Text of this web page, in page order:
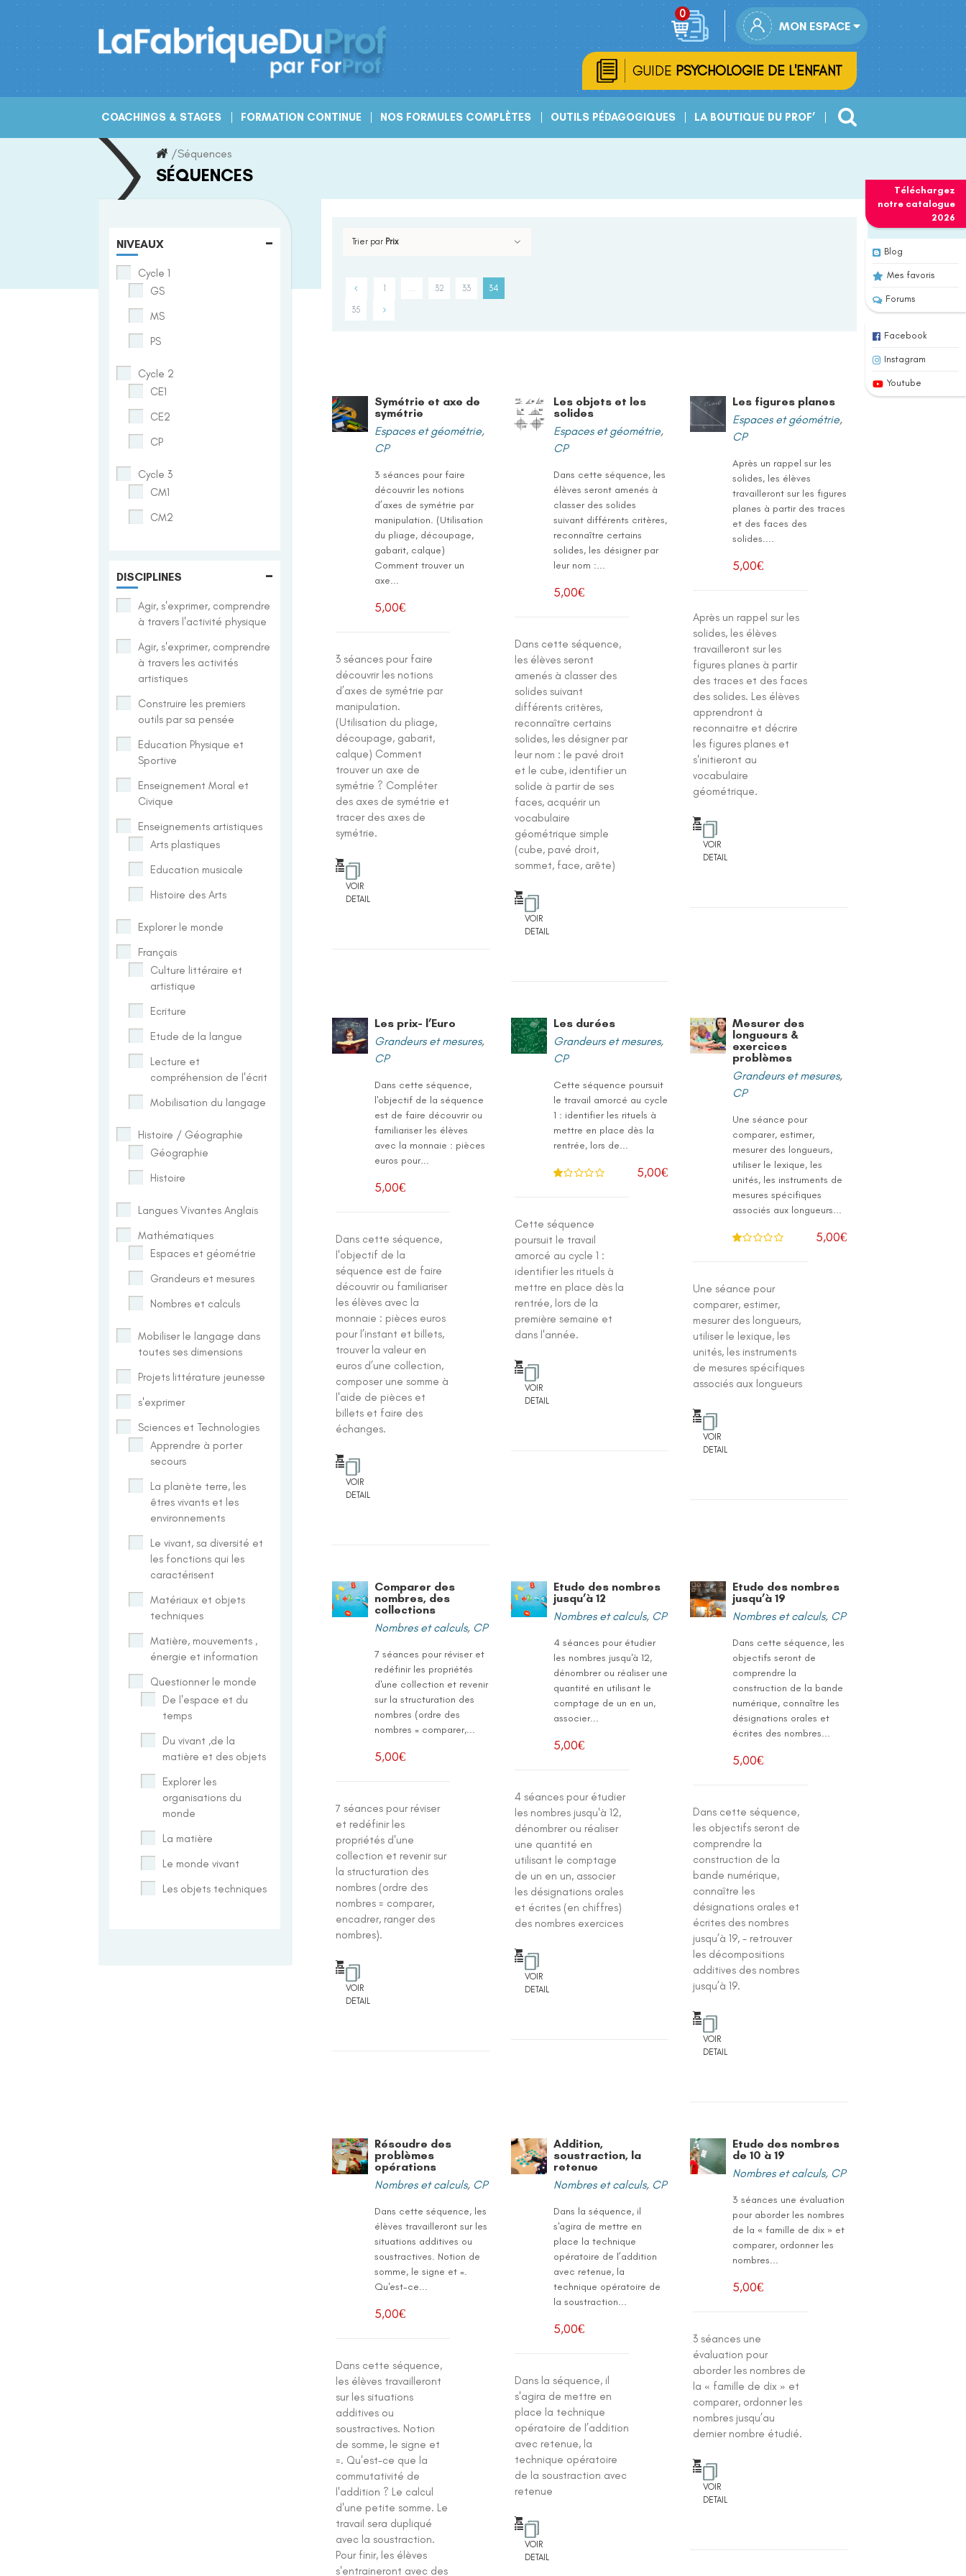
Téléchargez
notre catalogue
2026
Blog
Mes favoris
Forums
Facebook
Instagram
Youtube
Skip
to
MON ESPACE
GUIDE PSYCHOLOGIE DE L'ENFANT
COACHINGS & STAGES FORMATION CONTINUE NOS FORMULES COMPLÈTES OUTILS PÉDAGOGIQUES LA BOUTIQUE DU PROF’
/Séquences
SÉQUENCES
Trier par Prix
1 … 32 33 34
35
Symétrie et axe de
symétrie
Espaces et géométrie,
CP
3 séances pour faire
découvrir les notions
d’axes de symétrie par
manipulation. (Utilisation
du pliage, découpage,
gabarit, calque)
Comment trouver un
axe...
5,00€
3 séances pour faire
découvrir les notions
d’axes de symétrie par
manipulation.
(Utilisation du pliage,
découpage, gabarit,
calque) Comment
trouver un axe de
symétrie ? Compléter
des axes de symétrie et
tracer des axes de
symétrie.
VOIR
DETAIL
Les objets et les
solides
Espaces et géométrie,
CP
Dans cette séquence, les
élèves seront amenés à
classer des solides
suivant différents critères,
reconnaître certains
solides, les désigner par
leur nom :...
5,00€
Dans cette séquence,
les élèves seront
amenés à classer des
solides suivant
différents critères,
reconnaître certains
solides, les désigner par
leur nom : le pavé droit
et le cube, identifier un
solide à partir de ses
faces, acquérir un
vocabulaire
géométrique simple
(cube, pavé droit,
sommet, face, arête)
VOIR
DETAIL
Les figures planes
Espaces et géométrie,
CP
Après un rappel sur les
solides, les élèves
travailleront sur les figures
planes à partir des traces
et des faces des
solides....
5,00€
Après un rappel sur les
solides, les élèves
travailleront sur les
figures planes à partir
des traces et des faces
des solides. Les élèves
apprendront à
reconnaitre et décrire
les figures planes et
s'initieront au
vocabulaire
géométrique.
VOIR
DETAIL
Les prix- l’Euro
Grandeurs et mesures,
CP
Dans cette séquence,
l'objectif de la séquence
est de faire découvrir ou
familiariser les élèves
avec la monnaie : pièces
euros pour...
5,00€
Dans cette séquence,
l'objectif de la
séquence est de faire
découvrir ou familiariser
les élèves avec la
monnaie : pièces euros
pour l’instant et billets,
trouver la valeur en
euros d’une collection,
composer une somme à
l'aide de pièces et
billets et faire des
échanges.
VOIR
DETAIL
Les durées
Grandeurs et mesures,
CP
Cette séquence poursuit
le travail amorcé au cycle
1 : identifier les rituels à
mettre en place dès la
rentrée, lors de...
.0
0
su
5,00€
Cette séquence
poursuit le travail
amorcé au cycle 1 :
identifier les rituels à
mettre en place dès la
rentrée, lors de la
première semaine et
dans l'année.
VOIR
DETAIL
Mesurer des
longueurs &
exercices
problèmes
Grandeurs et mesures,
CP
Une séance pour
comparer, estimer,
mesurer des longueurs,
utiliser le lexique, les
unités, les instruments de
mesures spécifiques
associés aux longueurs...
0
su
r 5
5,00€
Une séance pour
comparer, estimer,
mesurer des longueurs,
utiliser le lexique, les
unités, les instruments
de mesures spécifiques
associés aux longueurs
VOIR
DETAIL
Comparer des
nombres, des
collections
Nombres et calculs, CP
7 séances pour réviser et
redéfinir les propriétés
d'une collection et revenir
sur la structuration des
nombres (ordre des
nombres = comparer,...
5,00€
7 séances pour réviser
et redéfinir les
propriétés d'une
collection et revenir sur
la structuration des
nombres (ordre des
nombres = comparer,
encadrer, ranger des
nombres).
VOIR
DETAIL
Etude des nombres
jusqu’à 12
Nombres et calculs, CP
4 séances pour étudier
les nombres jusqu'à 12,
dénombrer ou réaliser une
quantité en utilisant le
comptage de un en un,
associer...
5,00€
4 séances pour étudier
les nombres jusqu'à 12,
dénombrer ou réaliser
une quantité en
utilisant le comptage
de un en un, associer
les désignations orales
et écrites (en chiffres)
des nombres exercices
VOIR
DETAIL
Etude des nombres
jusqu’à 19
Nombres et calculs, CP
Dans cette séquence, les
objectifs seront de
comprendre la
construction de la bande
numérique, connaître les
désignations orales et
écrites des nombres...
5,00€
Dans cette séquence,
les objectifs seront de
comprendre la
construction de la
bande numérique,
connaître les
désignations orales et
écrites des nombres
jusqu’à 19, - retrouver
les décompositions
additives des nombres
jusqu’à 19.
VOIR
DETAIL
Résoudre des
problèmes
opérations
Nombres et calculs, CP
Dans cette séquence, les
élèves travailleront sur les
situations additives ou
soustractives. Notion de
somme, le signe et =.
Qu'est-ce...
5,00€
Dans cette séquence,
les élèves travailleront
sur les situations
additives ou
soustractives. Notion
de somme, le signe et
=. Qu'est-ce que la
commutativité de
l'addition ? Le calcul
d'une petite somme. Le
travail sera dupliqué
avec la soustraction.
Pour finir, les élèves
s'entraineront avec des
Addition,
soustraction, la
retenue
Nombres et calculs, CP
Dans la séquence, il
s'agira de mettre en
place la technique
opératoire de l’addition
avec retenue, la
technique opératoire de
la soustraction...
5,00€
Dans la séquence, il
s'agira de mettre en
place la technique
opératoire de l’addition
avec retenue, la
technique opératoire
de la soustraction avec
retenue
VOIR
DETAIL
Etude des nombres
de 10 à 19
Nombres et calculs, CP
3 séances une évaluation
pour aborder les nombres
de la « famille de dix » et
comparer, ordonner les
nombres...
5,00€
3 séances une
évaluation pour
aborder les nombres de
la « famille de dix » et
comparer, ordonner les
nombres jusqu’au
dernier nombre étudié.
VOIR
DETAIL
NIVEAUX -
Cycle 1
GS
MS
PS
Cycle 2
CE1
CE2
CP
Cycle 3
CM1
CM2
DISCIPLINES -
Agir, s'exprimer, comprendre
à travers l'activité physique
Agir, s'exprimer, comprendre
à travers les activités
artistiques
Construire les premiers
outils par sa pensée
Education Physique et
Sportive
Enseignement Moral et
Civique
Enseignements artistiques
Arts plastiques
Education musicale
Histoire des Arts
Explorer le monde
Français
Culture littéraire et
artistique
Ecriture
Etude de la langue
Lecture et
compréhension de l'écrit
Mobilisation du langage
Histoire / Géographie
Géographie
Histoire
Langues Vivantes Anglais
Mathématiques
Espaces et géométrie
Grandeurs et mesures
Nombres et calculs
Mobiliser le langage dans
toutes ses dimensions
Projets littérature jeunesse
s'exprimer
Sciences et Technologies
Apprendre à porter
secours
La planète terre, les
êtres vivants et les
environnements
Le vivant, sa diversité et
les fonctions qui les
caractérisent
Matériaux et objets
techniques
Matière, mouvements ,
énergie et information
Questionner le monde
De l'espace et du
temps
Du vivant ,de la
matière et des objets
Explorer les
organisations du
monde
La matière
Le monde vivant
Les objets techniques